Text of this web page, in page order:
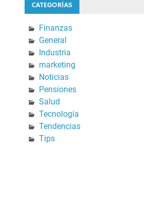
CATEGORÍAS
Finanzas
General
Industria
marketing
Noticias
Pensiones
Salud
Tecnología
Tendencias
Tips